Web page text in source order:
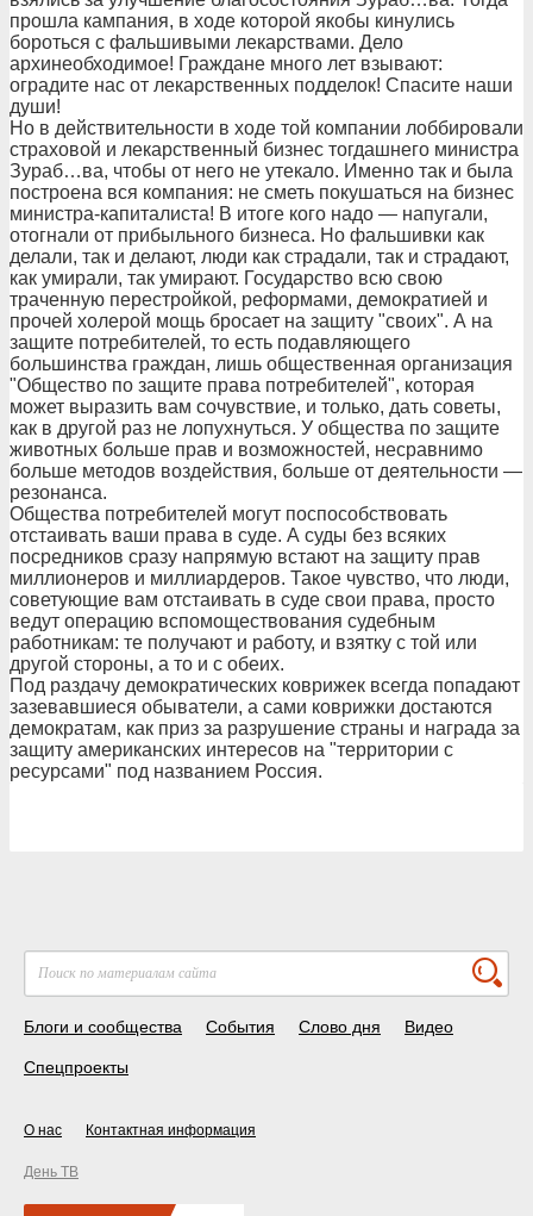
прошла кампания, в ходе которой якобы кинулись
бороться с фальшивыми лекарствами. Дело
архинеобходимое! Граждане много лет взывают:
оградите нас от лекарственных подделок! Спасите наши
души!
Но в действительности в ходе той компании лоббировали
страховой и лекарственный бизнес тогдашнего министра
Зураб…ва, чтобы от него не утекало. Именно так и была
построена вся компания: не сметь покушаться на бизнес
министра-капиталиста! В итоге кого надо — напугали,
отогнали от прибыльного бизнеса. Но фальшивки как
делали, так и делают, люди как страдали, так и страдают,
как умирали, так умирают. Государство всю свою
траченную перестройкой, реформами, демократией и
прочей холерой мощь бросает на защиту "своих". А на
защите потребителей, то есть подавляющего
большинства граждан, лишь общественная организация
"Общество по защите права потребителей", которая
может выразить вам сочувствие, и только, дать советы,
как в другой раз не лопухнуться. У общества по защите
животных больше прав и возможностей, несравнимо
больше методов воздействия, больше от деятельности —
резонанса.
Общества потребителей могут поспособствовать
отстаивать ваши права в суде. А суды без всяких
посредников сразу напрямую встают на защиту прав
миллионеров и миллиардеров. Такое чувство, что люди,
советующие вам отстаивать в суде свои права, просто
ведут операцию вспомоществования судебным
работникам: те получают и работу, и взятку с той или
другой стороны, а то и с обеих.
Под раздачу демократических коврижек всегда попадают
зазевавшиеся обыватели, а сами коврижки достаются
демократам, как приз за разрушение страны и награда за
защиту американских интересов на "территории с
ресурсами" под названием Россия.
Блоги и сообщества События Слово дня Видео
Спецпроекты
О нас Контактная информация
День ТВ